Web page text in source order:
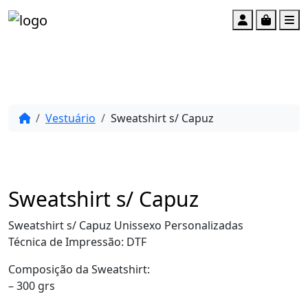
Account
Cart
Vestuário Sweatshirt s/ Capuz
Sweatshirt s/ Capuz
Sweatshirt s/ Capuz Unissexo Personalizadas
Técnica de Impressão: DTF
Composição da Sweatshirt:
– 300 grs